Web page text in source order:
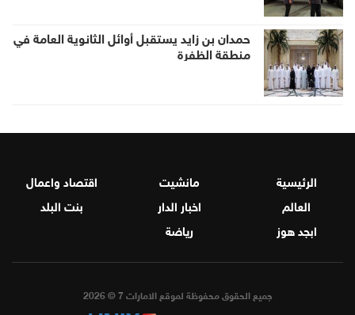
حمدان بن زايد يستقبل أوائل الثانوية العامة في
منطقة الظفرة
الرئيسية مانشيت
اقتصاد واعمال
العالم
اخبار الدار
بنت البلد
ابجد هوز
رياضة
جميع الحقوق محفوظة لموقع الامارات 7 © 2026